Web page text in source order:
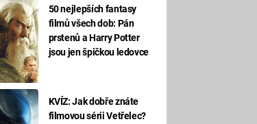
50 nejlepších fantasy
filmů všech dob: Pán
prstenů a Harry Potter
jsou jen špičkou ledovce
KVÍZ: Jak dobře znáte
filmovou sérii Vetřelec?